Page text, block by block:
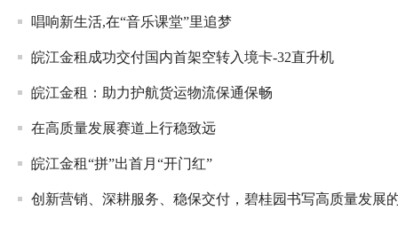
唱响新生活,在“音乐课堂”里追梦
皖江金租成功交付国内首架空转入境卡-32直升机
皖江金租：助力护航货运物流保通保畅
在高质量发展赛道上行稳致远
皖江金租“拼”出首月“开门红”
创新营销、深耕服务、稳保交付，碧桂园书写高质量发展